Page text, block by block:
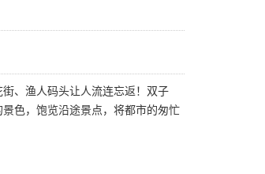
、渔人码头让人流连忘返！双子
色，饱览沿途景点，将都市的匆忙